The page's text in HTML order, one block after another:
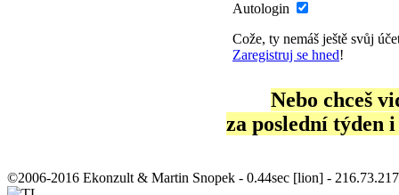
Autologin
Cože, ty nemáš ještě svůj
Zaregistruj se hned!
Nebo chceš
za poslední týden
©2006-2016 Ekonzult & Martin Snopek - 0.44sec [lion] -